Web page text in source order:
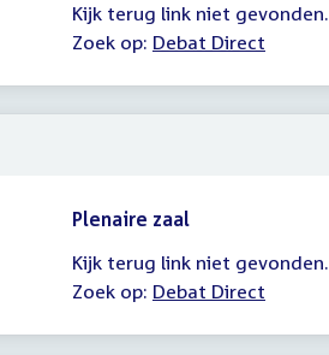
Kijk terug link niet gevonden.
Zoek op: Debat Direct
Plenaire zaal
Kijk terug link niet gevonden.
Zoek op: Debat Direct